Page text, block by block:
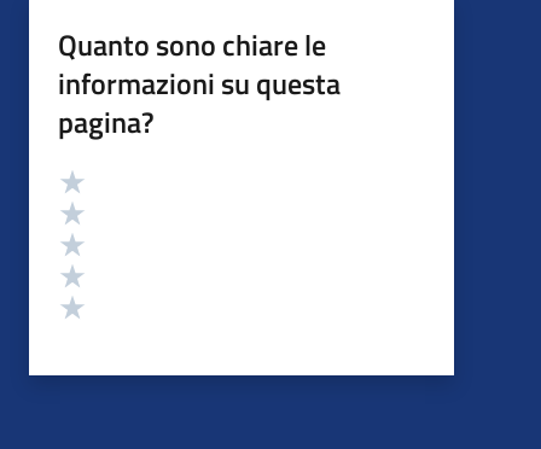
Quanto sono chiare le
informazioni su questa
pagina?
Valutazione